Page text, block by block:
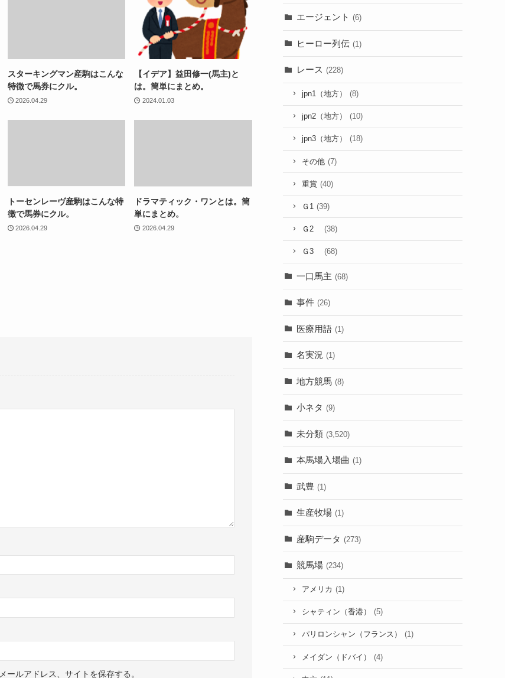
スターキングマン産駒はこんな
特徴で馬券にクル。
2026.04.29
【イデア】益田修一(馬主)と
は。簡単にまとめ。
2024.01.03
トーセンレーヴ産駒はこんな特
徴で馬券にクル。
2026.04.29
ドラマティック・ワンとは。簡
単にまとめ。
2026.04.29
ールアドレス、サイトを保存する。
エージェント (6)
ヒーロー列伝 (1)
レース (228)
jpn1（地方） (8)
jpn2（地方） (10)
jpn3（地方） (18)
その他 (7)
重賞 (40)
Ｇ1 (39)
Ｇ2 (38)
Ｇ3 (68)
一口馬主 (68)
事件 (26)
医療用語 (1)
名実況 (1)
地方競馬 (8)
小ネタ (9)
未分類 (3,520)
本馬場入場曲 (1)
武豊 (1)
生産牧場 (1)
産駒データ (273)
競馬場 (234)
アメリカ (1)
シャティン（香港） (5)
パリロンシャン（フランス） (1)
メイダン（ドバイ） (4)